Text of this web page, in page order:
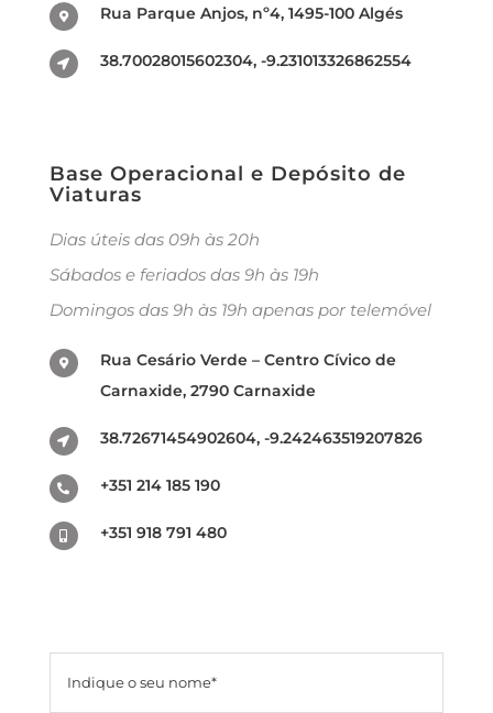
Rua Parque Anjos, nº4, 1495-100 Algés
38.70028015602304, -9.231013326862554
Base Operacional e Depósito de
Viaturas
Dias úteis das 09h às 20h
Sábados e feriados das 9h às 19h
Domingos das 9h às 19h apenas por telemóvel
Rua Cesário Verde – Centro Cívico de
Carnaxide, 2790 Carnaxide
38.72671454902604, -9.242463519207826
+351 214 185 190
+351 918 791 480